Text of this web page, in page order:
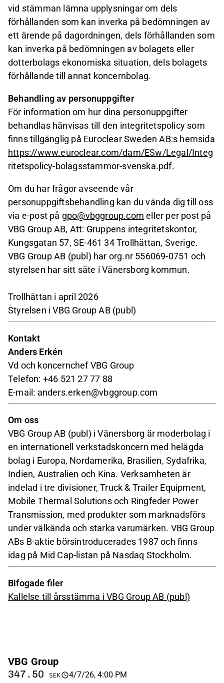
vid stämman lämna upplysningar om dels
förhållanden som kan inverka på bedömningen av
ett ärende på dagordningen, dels förhållanden som
kan inverka på bedömningen av bolagets eller
dotterbolags ekonomiska situation, dels bolagets
förhållande till annat koncernbolag.
Behandling av personuppgifter
För information om hur dina personuppgifter
behandlas hänvisas till den integritetspolicy som
finns tillgänglig på Euroclear Sweden AB:s hemsida
https://www.euroclear.com/dam/ESw/Legal/Integ
ritetspolicy-bolagsstammor-svenska.pdf.
Om du har frågor avseende vår
personuppgiftsbehandling kan du vända dig till oss
via e-post på gpo@vbggroup.com eller per post på
VBG Group AB, Att: Gruppens integritetskontor,
Kungsgatan 57, SE-461 34 Trollhättan, Sverige.
VBG Group AB (publ) har org.nr 556069-0751 och
styrelsen har sitt säte i Vänersborg kommun.
Trollhättan i april 2026
Styrelsen i VBG Group AB (publ)
Kontakt
Anders Erkén
Vd och koncernchef VBG Group
Telefon: +46 521 27 77 88
E-mail: anders.erken@vbggroup.com
Om oss
VBG Group AB (publ) i Vänersborg är moderbolag i
en internationell verkstadskoncern med helägda
bolag i Europa, Nordamerika, Brasilien, Sydafrika,
Indien, Australien och Kina. Verksamheten är
indelad i tre divisioner, Truck & Trailer Equipment,
Mobile Thermal Solutions och Ringfeder Power
Transmission, med produkter som marknadsförs
under välkända och starka varumärken. VBG Group
ABs B-aktie börsintroducerades 1987 och finns
idag på Mid Cap-listan på Nasdaq Stockholm.
Bifogade filer
Kallelse till årsstämma i VBG Group AB (publ)
VBG Group
347.50 SEK
4/7/26, 4:00 PM